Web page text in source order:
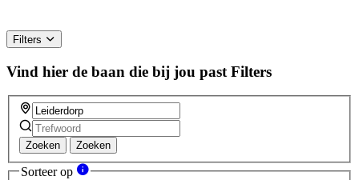
Filters
Vind hier de baan die bij jou past Filters
Zoeken Zoeken
Sorteer op